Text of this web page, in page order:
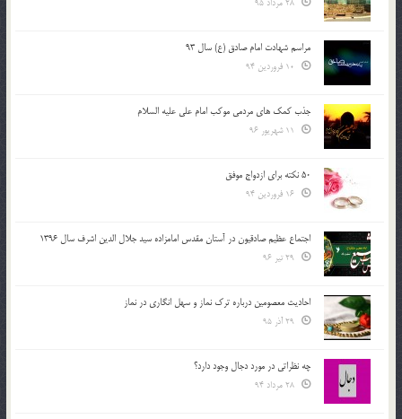
مراسم شهادت امام صادق (ع) سال 93
جذب کمک های مردمی موکب امام علی علیه السلام
50 نکته برای ازدواج موفق
اجتماع عظیم صادقیون در آستان مقدس امامزاده سید جلال الدین اشرف سال 1396
احادیث معصومین درباره ترک نماز و سهل انگاری در نماز
چه نظراتی در مورد دجال وجود دارد؟